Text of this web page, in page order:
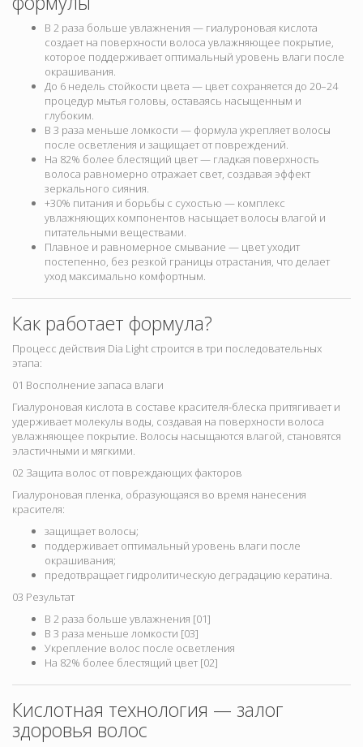
В 2 раза больше увлажнения — гиалуроновая кислота
создает на поверхности волоса увлажняющее покрытие,
которое поддерживает оптимальный уровень влаги после
окрашивания.
До 6 недель стойкости цвета — цвет сохраняется до 20–24
процедур мытья головы, оставаясь насыщенным и
глубоким.
В 3 раза меньше ломкости — формула укрепляет волосы
после осветления и защищает от повреждений.
На 82% более блестящий цвет — гладкая поверхность
волоса равномерно отражает свет, создавая эффект
зеркального сияния.
+30% питания и борьбы с сухостью — комплекс
увлажняющих компонентов насыщает волосы влагой и
питательными веществами.
Плавное и равномерное смывание — цвет уходит
постепенно, без резкой границы отрастания, что делает
уход максимально комфортным.
Как работает формула?
Процесс действия Dia Light строится в три последовательных
этапа:
01 Восполнение запаса влаги
Гиалуроновая кислота в составе красителя-блеска притягивает и
удерживает молекулы воды, создавая на поверхности волоса
увлажняющее покрытие. Волосы насыщаются влагой, становятся
эластичными и мягкими.
02 Защита волос от повреждающих факторов
Гиалуроновая пленка, образующаяся во время нанесения
красителя:
защищает волосы;
поддерживает оптимальный уровень влаги после
окрашивания;
предотвращает гидролитическую деградацию кератина.
03 Результат
В 2 раза больше увлажнения [01]
В 3 раза меньше ломкости [03]
Укрепление волос после осветления
На 82% более блестящий цвет [02]
Кислотная технология — залог
здоровья волос